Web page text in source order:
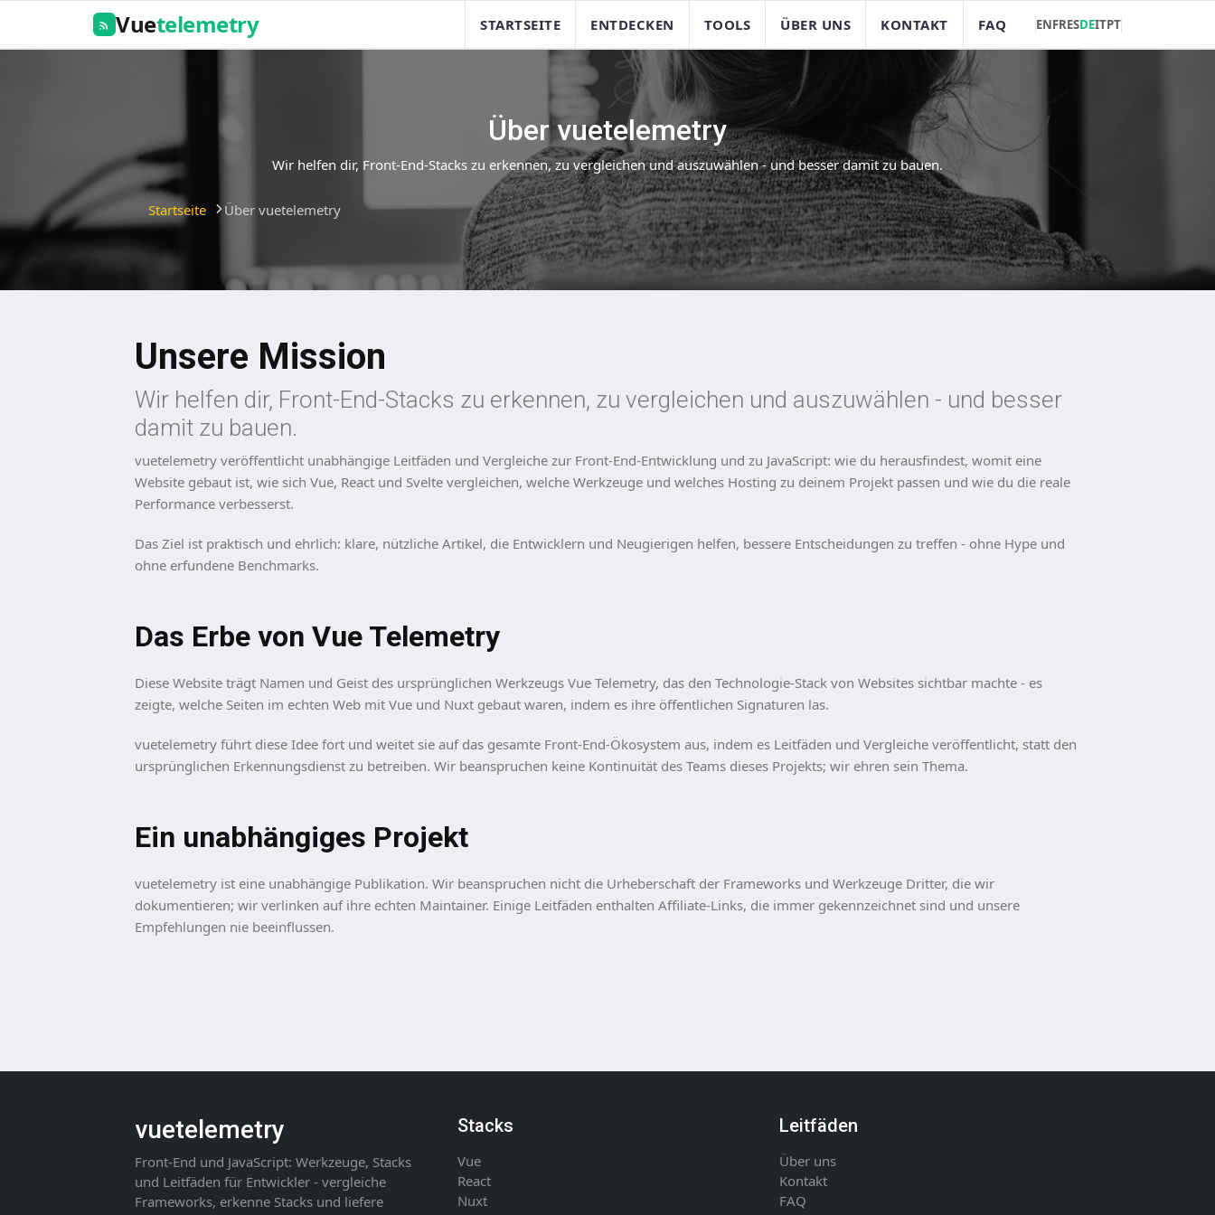
Vuetelemetry STARTSEITE ENTDECKEN TOOLS ÜBER UNS KONTAKT FAQ ENFRESDEITPT
Über vuetelemetry
Wir helfen dir, Front-End-Stacks zu erkennen, zu vergleichen und auszuwählen - und besser damit zu bauen.
Startseite Über vuetelemetry
Unsere Mission
Wir helfen dir, Front-End-Stacks zu erkennen, zu vergleichen und auszuwählen - und besser
damit zu bauen.
vuetelemetry veröffentlicht unabhängige Leitfäden und Vergleiche zur Front-End-Entwicklung und zu JavaScript: wie du herausfindest, womit eine
Website gebaut ist, wie sich Vue, React und Svelte vergleichen, welche Werkzeuge und welches Hosting zu deinem Projekt passen und wie du die reale
Performance verbesserst.
Das Ziel ist praktisch und ehrlich: klare, nützliche Artikel, die Entwicklern und Neugierigen helfen, bessere Entscheidungen zu treffen - ohne Hype und
ohne erfundene Benchmarks.
Das Erbe von Vue Telemetry
Diese Website trägt Namen und Geist des ursprünglichen Werkzeugs Vue Telemetry, das den Technologie-Stack von Websites sichtbar machte - es
zeigte, welche Seiten im echten Web mit Vue und Nuxt gebaut waren, indem es ihre öffentlichen Signaturen las.
vuetelemetry führt diese Idee fort und weitet sie auf das gesamte Front-End-Ökosystem aus, indem es Leitfäden und Vergleiche veröffentlicht, statt den
ursprünglichen Erkennungsdienst zu betreiben. Wir beanspruchen keine Kontinuität des Teams dieses Projekts; wir ehren sein Thema.
Ein unabhängiges Projekt
vuetelemetry ist eine unabhängige Publikation. Wir beanspruchen nicht die Urheberschaft der Frameworks und Werkzeuge Dritter, die wir
dokumentieren; wir verlinken auf ihre echten Maintainer. Einige Leitfäden enthalten Affiliate-Links, die immer gekennzeichnet sind und unsere
Empfehlungen nie beeinflussen.
vuetelemetry
Front-End und JavaScript: Werkzeuge, Stacks
und Leitfäden für Entwickler - vergleiche
Frameworks, erkenne Stacks und liefere
Stacks
Vue
React
Nuxt
Leitfäden
Über uns
Kontakt
FAQ